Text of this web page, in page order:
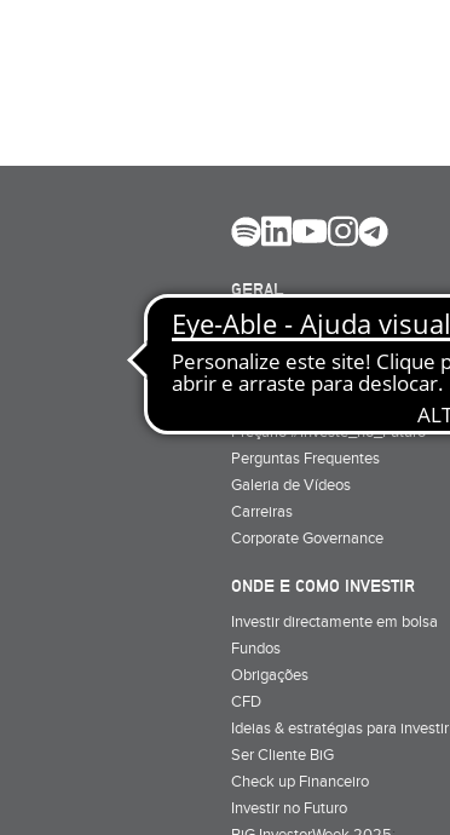
GERAL
Quem Somos
Preçário
Minha conta
Preçário #Investe_no_Futuro
Perguntas Frequentes
Galeria de Vídeos
Carreiras
Corporate Governance
ONDE E COMO INVESTIR
Investir directamente em bolsa
Fundos
Obrigações
CFD
Ideias & estratégias para investir
Ser Cliente BiG
Check up Financeiro
Investir no Futuro